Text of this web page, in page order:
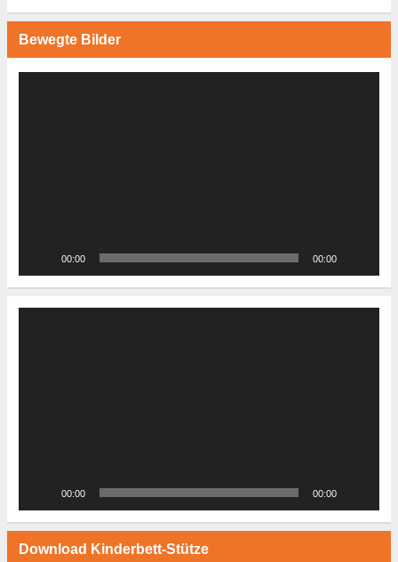
Bewegte Bilder
00:00 00:00
00:00 00:00
Download Kinderbett-Stütze